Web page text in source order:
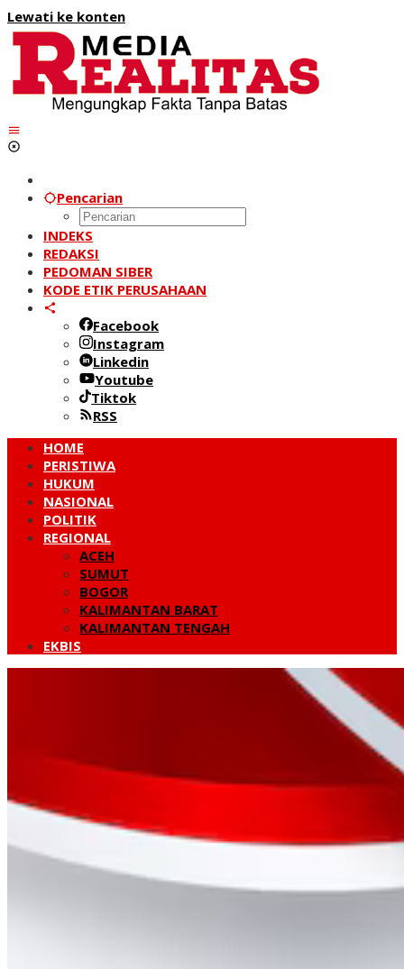
Lewati ke konten
Pencarian
INDEKS
REDAKSI
PEDOMAN SIBER
KODE ETIK PERUSAHAAN
Facebook
Instagram
Linkedin
Youtube
Tiktok
RSS
HOME
PERISTIWA
HUKUM
NASIONAL
POLITIK
REGIONAL
ACEH
SUMUT
BOGOR
KALIMANTAN BARAT
KALIMANTAN TENGAH
EKBIS